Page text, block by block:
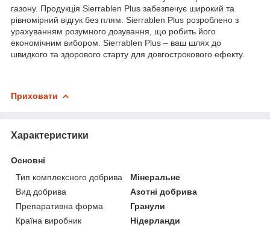
газону. Продукція Sierrablen Plus забезпечує широкий та
рівномірний відгук без плям. Sierrablen Plus розроблено з
урахуванням розумного дозування, що робить його
економічним вибором. Sierrablen Plus – ваш шлях до
швидкого та здорового старту для довгострокового ефекту.
Приховати
Характеристики
Основні
Тип комплексного добрива
Мінеральне
Вид добрива
Азотні добрива
Препаративна форма
Гранули
Країна виробник
Нідерланди